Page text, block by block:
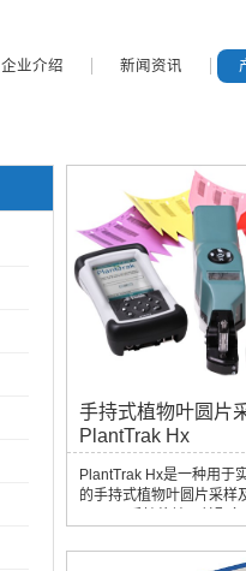
企业介绍 新闻资讯
手持式植物叶圆
PlantTrak Hx
PlantTrak Hx是一种用于
的手持式植物叶圆片采样
Hx将采集样品储存于白